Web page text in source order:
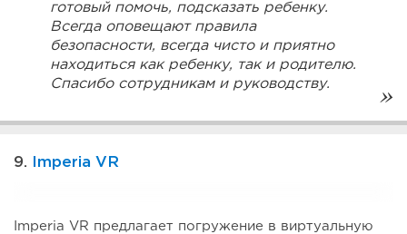
готовый помочь, подсказать ребенку.
Всегда оповещают правила
безопасности, всегда чисто и приятно
находиться как ребенку, так и родителю.
Спасибо сотрудникам и руководству.
9. Imperia VR
Imperia VR предлагает погружение в виртуальную